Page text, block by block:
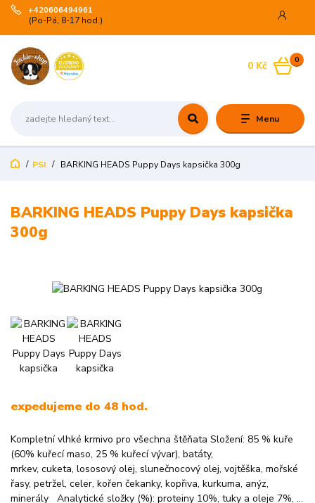
Menu
+420606494961
(Po-Pá, 8-17 hod.)
0
0 Kč
PSI BARKING HEADS Puppy Days kapsička 300g
BARKING HEADS Puppy Days kapsička
300g
expedujeme do 48 hod.
Kompletní vlhké krmivo pro všechna štěňata Složení: 85 % kuře
(60% kuřecí maso, 25 % kuřecí vývar), batáty,
mrkev, cuketa, lososový olej, slunečnocový olej, vojtěška, mořské
řasy, petržel, celer, kořen čekanky, kopřiva, kurkuma, anýz,
minerály Analytické složky (%): proteiny 10%, tuky a oleje 7%, ...